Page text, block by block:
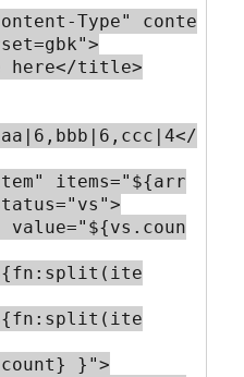
Type" conte
title>
items="${arr